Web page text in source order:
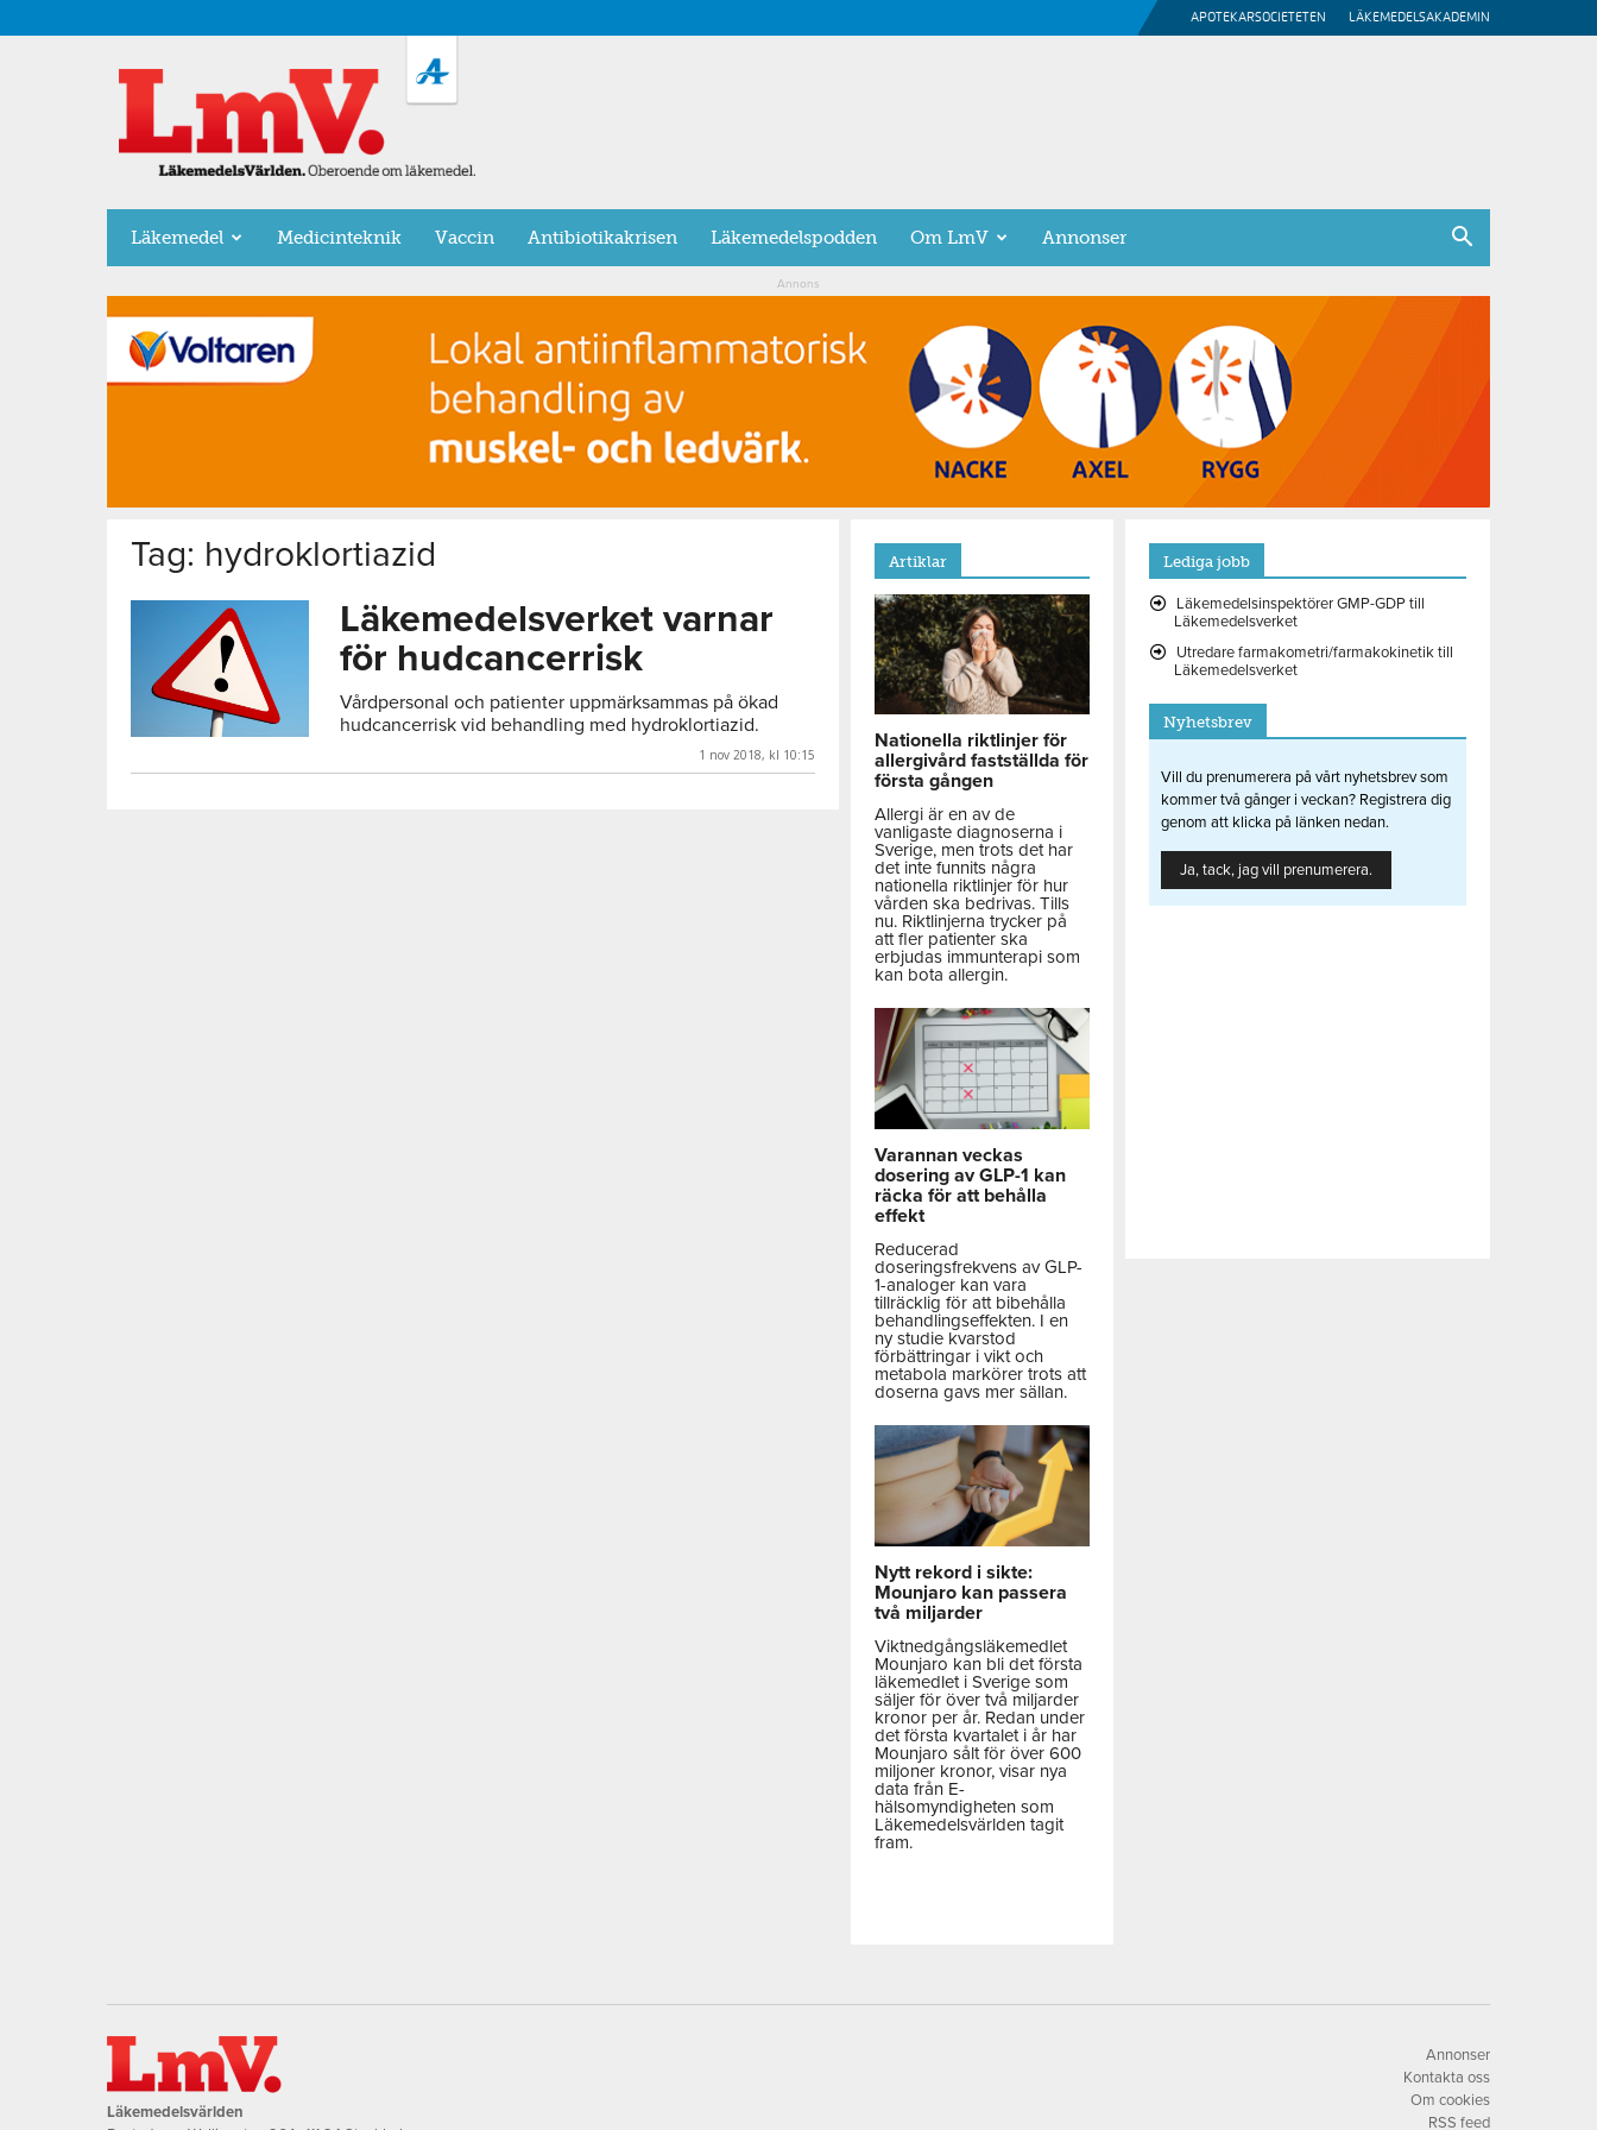
APOTEKARSOCIETETEN LÄKEMEDELSAKADEMIN
LäkemedelsVärlden
Läkemedel Medicinteknik Vaccin Antibiotikakrisen Läkemedelspodden Om LmV Annonser
Annons
Tag: hydroklortiazid
Läkemedelsverket varnar
för hudcancerrisk
Vårdpersonal och patienter uppmärksammas på ökad
hudcancerrisk vid behandling med hydroklortiazid.
1 nov 2018, kl 10:15
Artiklar
Nationella riktlinjer för
allergivård fastställda för
första gången
Allergi är en av de
vanligaste diagnoserna i
Sverige, men trots det har
det inte funnits några
nationella riktlinjer för hur
vården ska bedrivas. Tills
nu. Riktlinjerna trycker på
att fler patienter ska
erbjudas immunterapi som
kan bota allergin.
Varannan veckas
dosering av GLP-1 kan
räcka för att behålla
effekt
Reducerad
doseringsfrekvens av GLP-
1-analoger kan vara
tillräcklig för att bibehålla
behandlingseffekten. I en
ny studie kvarstod
förbättringar i vikt och
metabola markörer trots att
doserna gavs mer sällan.
Nytt rekord i sikte:
Mounjaro kan passera
två miljarder
Viktnedgångsläkemedlet
Mounjaro kan bli det första
läkemedlet i Sverige som
säljer för över två miljarder
kronor per år. Redan under
det första kvartalet i år har
Mounjaro sålt för över 600
miljoner kronor, visar nya
data från E-
hälsomyndigheten som
Läkemedelsvärlden tagit
fram.
Lediga jobb
Läkemedelsinspektörer GMP-GDP till
Läkemedelsverket
Utredare farmakometri/farmakokinetik till
Läkemedelsverket
Nyhetsbrev
Vill du prenumerera på vårt nyhetsbrev som
kommer två gånger i veckan? Registrera dig
genom att klicka på länken nedan.
Ja, tack, jag vill prenumerera.
Läkemedelsvärlden
Annonser
Kontakta oss
Om cookies
RSS feed